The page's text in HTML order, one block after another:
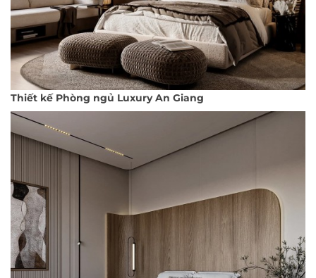
Thiết kế Phòng ngủ Luxury An Giang